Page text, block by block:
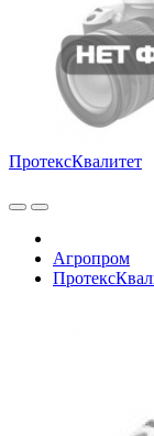
ПротексКвалитет
Агропром